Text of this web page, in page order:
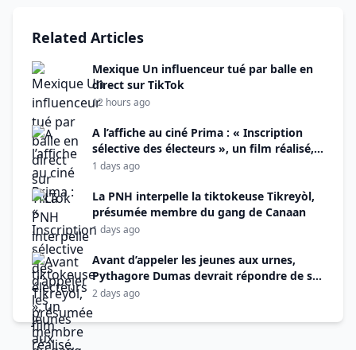
Related Articles
Mexique Un influenceur tué par balle en
direct sur TikTok
12 hours ago
A l’affiche au ciné Prima : « Inscription
sélective des électeurs », un film réalisé,
monté et produit par Alix Didier Fils-Aimé
1 days ago
La PNH interpelle la tiktokeuse Tikreyòl,
présumée membre du gang de Canaan
1 days ago
Avant d’appeler les jeunes aux urnes,
Pythagore Dumas devrait répondre de ses
actes manqués
2 days ago